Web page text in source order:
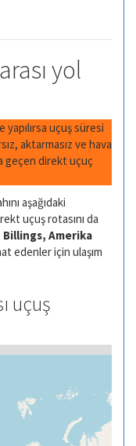
yol
uçuş süresi
aktarmasız ve hava
geçen direkt uçuç
aşağıdaki
uçuş rotasını da
Billings, Amerika
edenler için ulaşım
uçuş